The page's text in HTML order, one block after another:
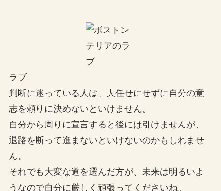
ラブ
判断に迷っている人は、人任せにせずに自分の意
志を頼りに決めないといけません。
自分から周りに宣言すると後には引けませんが、
退路を断って進まないといけないのかもしれませ
ん。
それでも大変な道を選んだ方が、未来は明るいよ
うなので自分に厳しく頑張ってくださいね。